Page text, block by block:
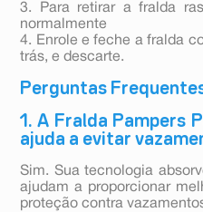
3. Para retirar a fralda
normalmente
4. Enrole e feche a fralda
trás, e descarte.
Perguntas
1. A Fralda Pampers
ajuda a evitar
Sim. Sua tecnologia
ajudam a proporcionar
proteção contra